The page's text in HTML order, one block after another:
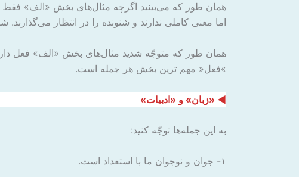
همان طور که ‌می‌بینید اگرچه مثال‌های بخش «الف» فقط
اما معنی کاملی ندارند و شنونده را در انتظار
همان طور که متوجّه شدید مثال‌های بخش «الف» فعل
»فعل« مهم ترین بخش هر جمله است.
◄ «زبان» و «ادبیات»
به این جمله‌ها توجّه کنید:
۱- جوان و نوجوان ما با استعداد است.